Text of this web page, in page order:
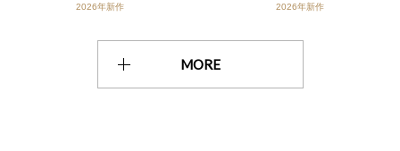
2026年新作
2026年新作
MORE